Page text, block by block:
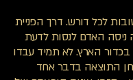
לכל דורש. דרך הפניית
ניסה האדם לנסות לדעת
הארץ. לא תמיד עבדו
התוצאה בדבר אחד